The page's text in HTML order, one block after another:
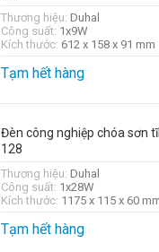
Thương hiệu: Duhal
Công suất: 1x9W
Kích thước: 612 x 158 x 91 mm
Tạm hết hàng
Đèn công nghiệp chóa sơn
128
Thương hiệu: Duhal
Công suất: 1x28W
Kích thước: 1175 x 115 x 60
Tạm hết hàng